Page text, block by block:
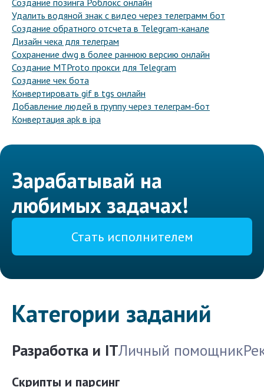
Создание позинга Роблокс онлайн
Удалить водяной знак с видео через телеграмм бот
Создание обратного отсчета в Telegram-канале
Дизайн чека для телеграм
Сохранение dwg в более раннюю версию онлайн
Создание MTProto прокси для Telegram
Создание чек бота
Конвертировать gif в tgs онлайн
Добавление людей в группу через телеграм-бот
Конвертация apk в ipa
Зарабатывай на
любимых задачах!
Стать исполнителем
Категории заданий
Разработка и ITЛичный помощник
Скрипты и парсинг